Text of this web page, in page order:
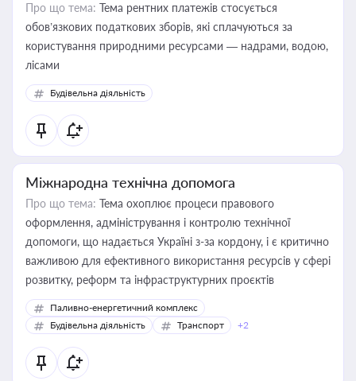
Про що тема: Тема рентних платежів стосується
обов’язкових податкових зборів, які сплачуються за
користування природними ресурсами — надрами, водою,
лісами
Будівельна діяльність
Міжнародна технічна допомога
Про що тема: Тема охоплює процеси правового
оформлення, адміністрування і контролю технічної
допомоги, що надається Україні з-за кордону, і є критично
важливою для ефективного використання ресурсів у сфері
розвитку, реформ та інфраструктурних проєктів
Паливно-енергетичний комплекс
Будівельна діяльність
Транспорт +2